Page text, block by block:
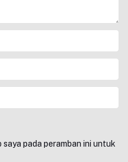
saya pada peramban ini untuk